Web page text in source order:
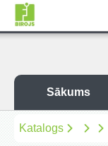
Sākums
Katalogs